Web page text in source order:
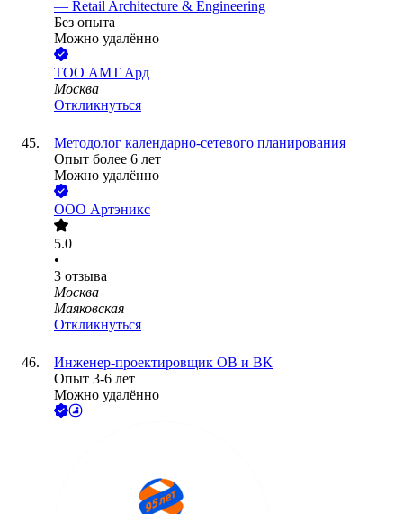
— Retail Architecture & Engineering
Без опыта
Можно удалённо
ТОО АМТ Ард
Москва
Откликнуться
Методолог календарно-сетевого планирования
Опыт более 6 лет
Можно удалённо
ООО Артэникс
5.0
•
3 отзыва
Москва
Маяковская
Откликнуться
Инженер-проектировщик ОВ и ВК
Опыт 3-6 лет
Можно удалённо